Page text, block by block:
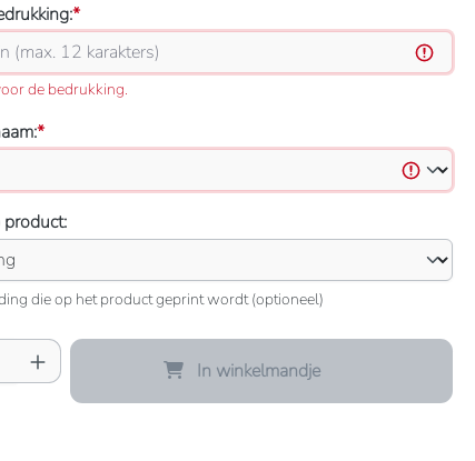
*
de bedrukking.
*
die op het product geprint wordt (optioneel)
Voer de gewenste
In winkelmandje